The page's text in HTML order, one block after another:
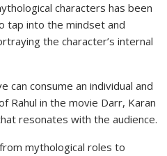
characters has been
tap into the mindset and
the character’s internal
can consume an individual and
Rahul in the movie Darr, Karan
resonates with the audience.
mythological roles to